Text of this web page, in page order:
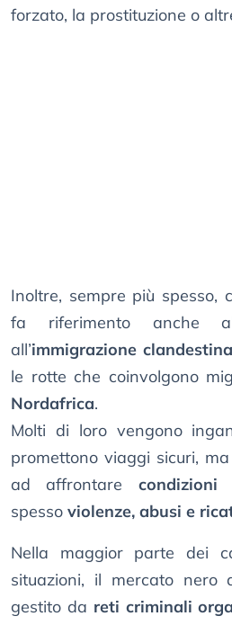
forzato, la prostituzione o
Inoltre, sempre più spesso,
fa riferimento anche
all’immigrazione clandestina
le rotte che coinvolgono
Nordafrica.
Molti di loro vengono
promettono viaggi sicuri,
ad affrontare condizioni
spesso violenze, abusi e
Nella maggior parte dei
situazioni, il mercato nero
gestito da reti criminali